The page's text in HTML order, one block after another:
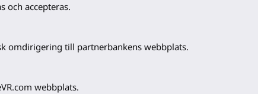
och accepteras.
omdirigering till partnerbankens webbplats.
webbplats.